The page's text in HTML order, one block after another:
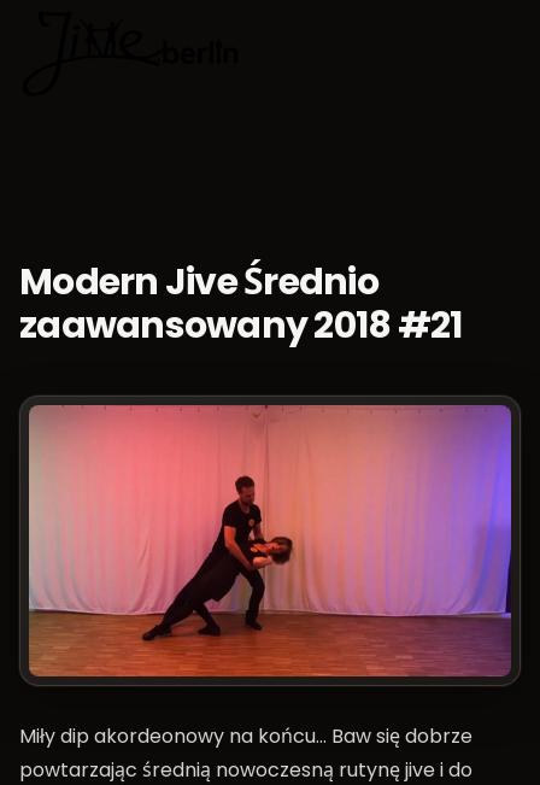
Modern Jive Średnio
zaawansowany 2018 #21
Miły dip akordeonowy na końcu… Baw się dobrze
powtarzając średnią nowoczesną rutynę jive i do